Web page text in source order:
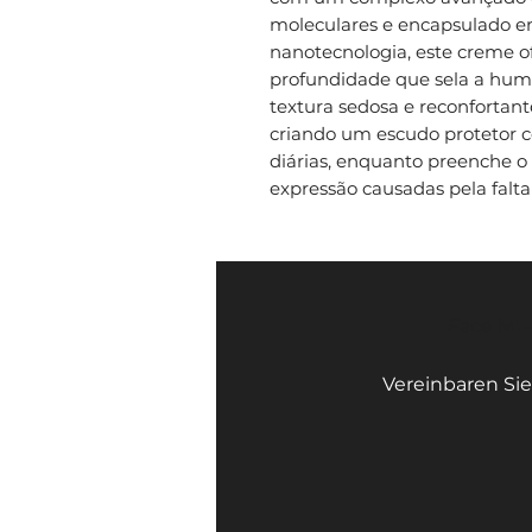
moleculares e encapsulado
nanotecnologia, este creme
profundidade que sela a
textura sedosa e
criando um escudo protetor
diárias, enquanto preenche
expressão causadas pela
Vereinbaren